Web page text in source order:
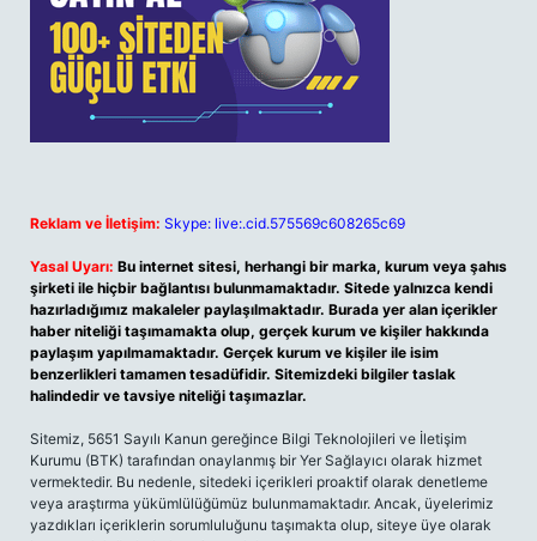
Reklam ve İletişim: Skype: live:.cid.575569c608265c69
Yasal Uyarı: Bu internet sitesi, herhangi bir marka, kurum veya şahıs
şirketi ile hiçbir bağlantısı bulunmamaktadır. Sitede yalnızca kendi
hazırladığımız makaleler paylaşılmaktadır. Burada yer alan içerikler
haber niteliği taşımamakta olup, gerçek kurum ve kişiler hakkında
paylaşım yapılmamaktadır. Gerçek kurum ve kişiler ile isim
benzerlikleri tamamen tesadüfidir. Sitemizdeki bilgiler taslak
halindedir ve tavsiye niteliği taşımazlar.
Sitemiz, 5651 Sayılı Kanun gereğince Bilgi Teknolojileri ve İletişim
Kurumu (BTK) tarafından onaylanmış bir Yer Sağlayıcı olarak hizmet
vermektedir. Bu nedenle, sitedeki içerikleri proaktif olarak denetleme
veya araştırma yükümlülüğümüz bulunmamaktadır. Ancak, üyelerimiz
yazdıkları içeriklerin sorumluluğunu taşımakta olup, siteye üye olarak